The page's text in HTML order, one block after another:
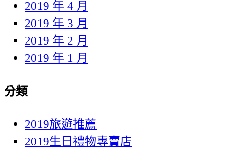
2019 年 4 月
2019 年 3 月
2019 年 2 月
2019 年 1 月
分類
2019旅遊推薦
2019生日禮物專賣店